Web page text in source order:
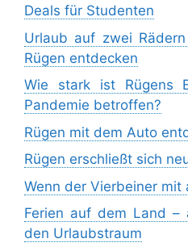
Deals für Studenten
Urlaub auf zwei
Rügen entdecken
Wie stark ist Rügens
Pandemie betroffen?
Rügen mit dem Auto
Rügen erschließt sich
Wenn der Vierbeiner mit
Ferien auf dem Land –
den Urlaubstraum